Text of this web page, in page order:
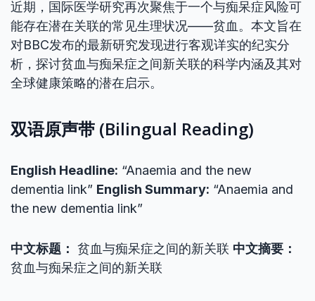
近期，国际医学研究再次聚焦于一个与痴呆症风险可
能存在潜在关联的常见生理状况——贫血。本文旨在
对BBC发布的最新研究发现进行客观详实的纪实分
析，探讨贫血与痴呆症之间新关联的科学内涵及其对
全球健康策略的潜在启示。
双语原声带 (Bilingual Reading)
English Headline: “Anaemia and the new
dementia link” English Summary: “Anaemia and
the new dementia link”
中文标题： 贫血与痴呆症之间的新关联 中文摘要：
贫血与痴呆症之间的新关联